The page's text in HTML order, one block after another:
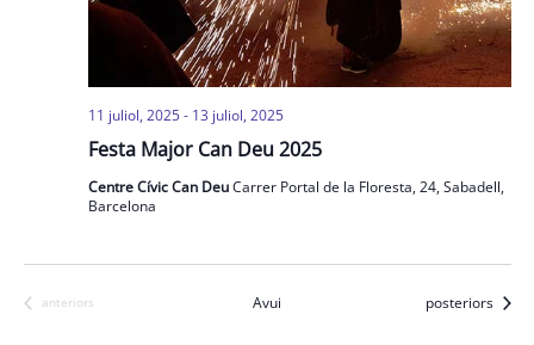
Festa Major Can Deu 2025
11 juliol, 2025- 13 juliol, 2025
Centre Cívic Can DeuCarrer Portal de la Floresta, 24, Sabadell,
Barcelona
Esdeveniments
anteriors Avui Esdeveniments
posteriors